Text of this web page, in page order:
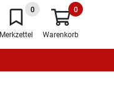
0
Merkzettel
0
Warenkorb